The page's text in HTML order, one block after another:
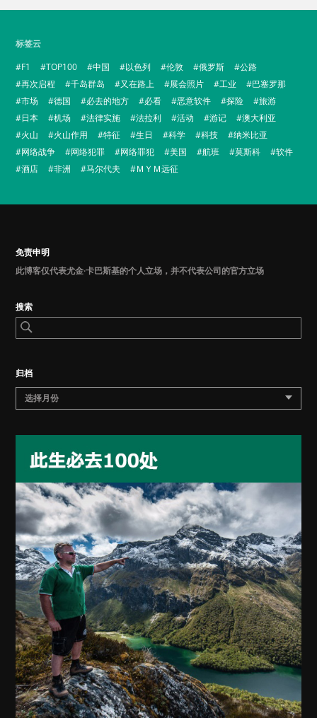
标签云
F1
TOP100 中国 以色列 伦敦 俄罗斯
公路
再次启程
千岛群岛 又在路上 展会照片 工业
巴塞罗那
市场
德国 必去的地方 必看 恶意软件 探险
旅游
日本
机场 法律实施 法拉利 活动 游记
澳大利亚
火山
火山作用 特征 生日 科学 科技
纳米比亚
网络战争
网络犯罪 网络罪犯 美国 航班 莫斯科
软件
酒店
非洲 马尔代夫 ＭＹＭ远征
免责申明
此博客仅代表尤金·卡巴斯基的个人立场，并不代表公司的官方立场
搜索
归档
选择月份